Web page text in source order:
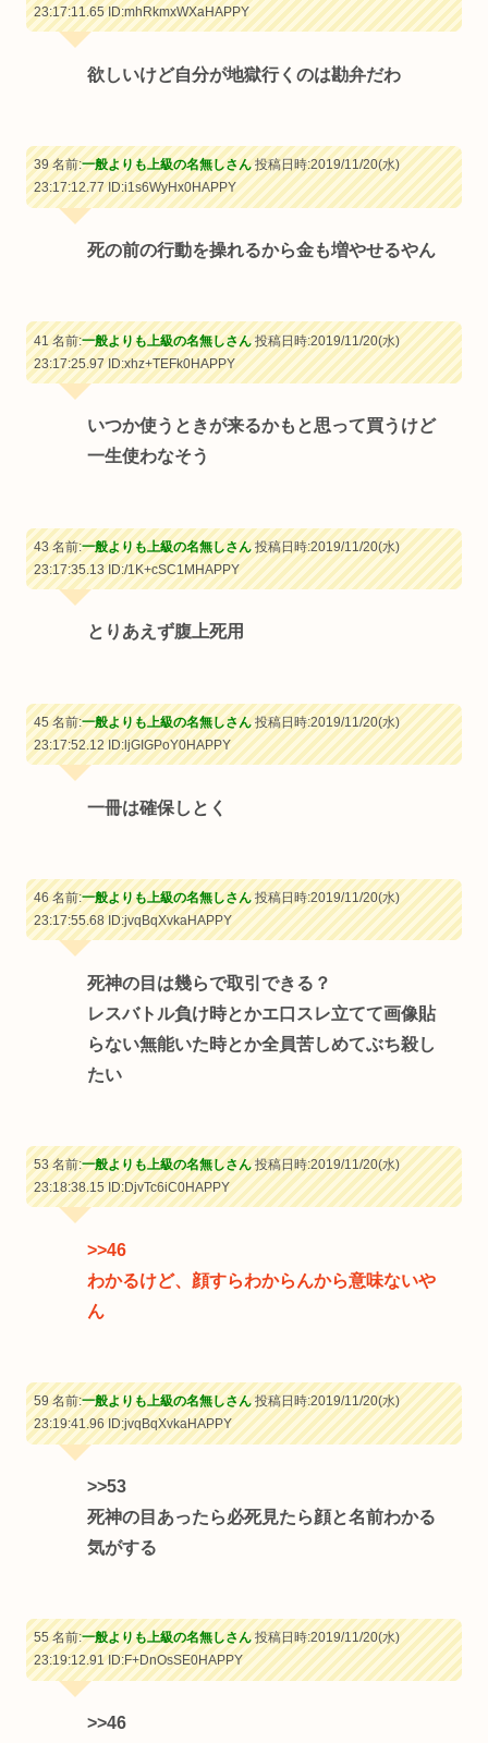
23:17:11.65ID:mhRkmxWXaHAPPY
欲しいけど自分が地獄行くのは勘弁だわ
39 名前:一般よりも上級の名無しさん投稿日時:2019/11/20(水)
23:17:12.77ID:i1s6WyHx0HAPPY
死の前の行動を操れるから金も増やせるやん
41 名前:一般よりも上級の名無しさん投稿日時:2019/11/20(水)
23:17:25.97ID:xhz+TEFk0HAPPY
いつか使うときが来るかもと思って買うけど
一生使わなそう
43 名前:一般よりも上級の名無しさん投稿日時:2019/11/20(水)
23:17:35.13ID:/1K+cSC1MHAPPY
とりあえず腹上死用
45 名前:一般よりも上級の名無しさん投稿日時:2019/11/20(水)
23:17:52.12ID:ljGIGPoY0HAPPY
一冊は確保しとく
46 名前:一般よりも上級の名無しさん投稿日時:2019/11/20(水)
23:17:55.68ID:jvqBqXvkaHAPPY
死神の目は幾らで取引できる？
レスバトル負け時とかエ口スレ立てて画像貼
らない無能いた時とか全員苦しめてぶち殺し
たい
53 名前:一般よりも上級の名無しさん投稿日時:2019/11/20(水)
23:18:38.15ID:DjvTc6iC0HAPPY
>>46
わかるけど、顔すらわからんから意味ないや
ん
59 名前:一般よりも上級の名無しさん投稿日時:2019/11/20(水)
23:19:41.96ID:jvqBqXvkaHAPPY
>>53
死神の目あったら必死見たら顔と名前わかる
気がする
55 名前:一般よりも上級の名無しさん投稿日時:2019/11/20(水)
23:19:12.91ID:F+DnOsSE0HAPPY
>>46